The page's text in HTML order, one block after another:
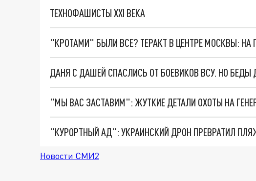
ТЕХНОФАШИСТЫ XXI ВЕКА
"КРОТАМИ" БЫЛИ ВСЕ? ТЕРАКТ В ЦЕНТРЕ МОСКВЫ:
ДАНЯ С ДАШЕЙ СПАСЛИСЬ ОТ БОЕВИКОВ ВСУ. НО
"КУРОРТНЫЙ АД": УКРАИНСКИЙ ДРОН ПРЕВРАТИЛ
Новости СМИ2